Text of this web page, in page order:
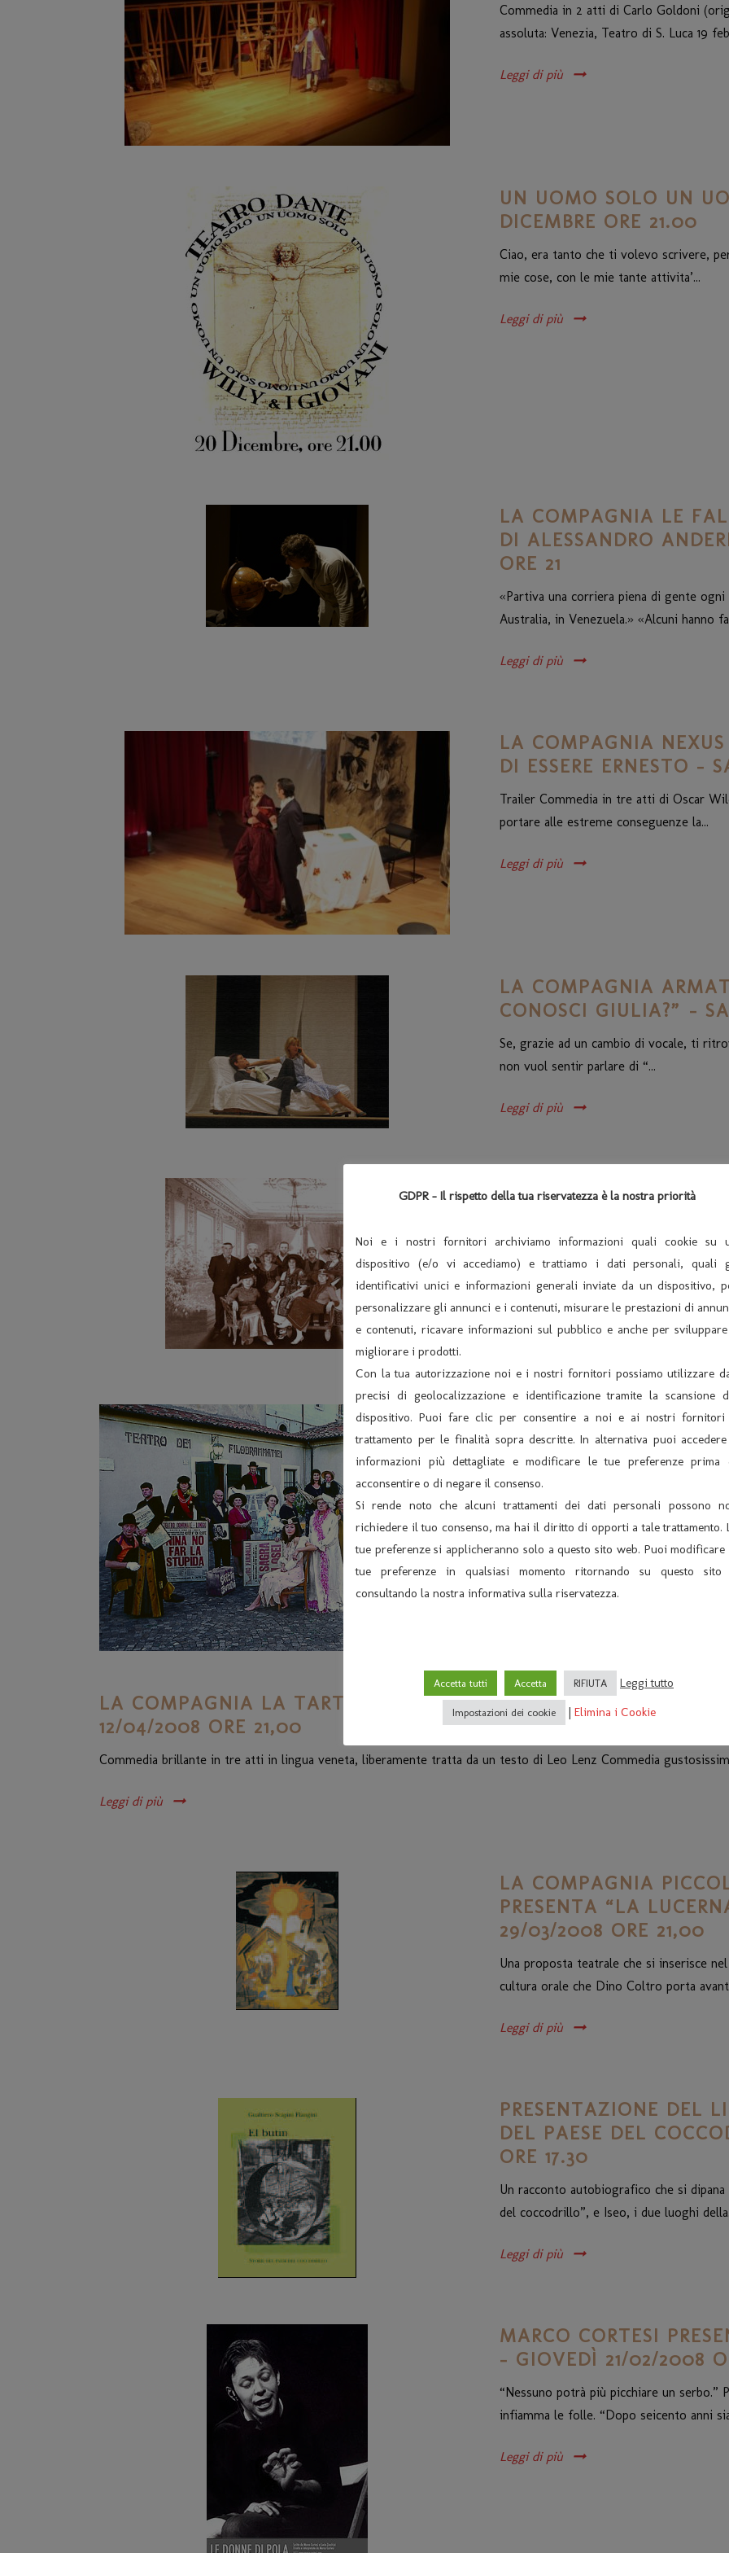
Commedia in 2 atti di Carlo Goldoni
assoluta: Venezia, Teatro di S. Luca 19
Leggi di più
UN UOMO SOLO UN
DICEMBRE ORE 21.00
Ciao, era tanto che ti volevo scrivere,
mie cose, con le mie tante attivita’...
Leggi di più
LA COMPAGNIA LE
DI ALESSANDRO
ORE 21
«Partiva una corriera piena di gente
Australia, in Venezuela.» «Alcuni hanno
Leggi di più
LA COMPAGNIA
DI ESSERE ERNESTO –
Trailer Commedia in tre atti di Oscar
portare alle estreme conseguenze la...
Leggi di più
LA COMPAGNIA
CONOSCI GIULIA?” –
Se, grazie ad un cambio di vocale, ti
non vuol sentir parlare di “...
Leggi di più
LA COMPAGNIA I
DOTTORE DELLE
ORE 21,00
Trama: “A pestàr su la coa un can, el se
bistrattata ed umiliata da...
Leggi di più
LA COMPAGNIA CITTA’
SI FAMOSO – SABATO
La Contessa di Valbruna, più che
Leggi di più
LA COMPAGNIA LA TARTARUGA PRESENTA “IL PROFUMO DI
12/04/2008 ORE 21,00
Commedia brillante in tre atti in lingua veneta, liberamente tratta da un testo di Leo Lenz Commedia
Leggi di più
LA COMPAGNIA
PRESENTA “LA
29/03/2008 ORE 21,00
Una proposta teatrale che si inserisce
cultura orale che Dino Coltro porta
Leggi di più
PRESENTAZIONE DEL
DEL PAESE DEL
ORE 17.30
Un racconto autobiografico che si
del coccodrillo”, e Iseo, i due luoghi
Leggi di più
MARCO CORTESI
– GIOVEDÌ 21/02/2008
“Nessuno potrà più picchiare un serbo.”
infiamma le folle. “Dopo seicento anni
Leggi di più
GDPR - Il rispetto della tua riservatezza è la nostra priorità
Noi e i nostri fornitori archiviamo informazioni quali cookie su
dispositivo (e/o vi accediamo) e trattiamo i dati personali, quali
identificativi unici e informazioni generali inviate da un dispositivo,
personalizzare gli annunci e i contenuti, misurare le prestazioni di
e contenuti, ricavare informazioni sul pubblico e anche per
migliorare i prodotti.
Con la tua autorizzazione noi e i nostri fornitori possiamo utilizzare
precisi di geolocalizzazione e identificazione tramite la scansione
dispositivo. Puoi fare clic per consentire a noi e ai nostri
trattamento per le finalità sopra descritte. In alternativa puoi
informazioni più dettagliate e modificare le tue preferenze prima
acconsentire o di negare il consenso.
Si rende noto che alcuni trattamenti dei dati personali possono
richiedere il tuo consenso, ma hai il diritto di opporti a tale trattamento.
tue preferenze si applicheranno solo a questo sito web. Puoi modificare
tue preferenze in qualsiasi momento ritornando su questo sito
consultando la nostra informativa sulla riservatezza.
Accetta tutti Accetta RIFIUTA Leggi tutto
Impostazioni dei cookie | Elimina i Cookie